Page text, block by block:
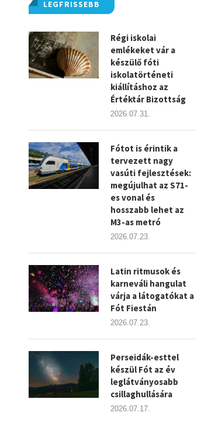
LEGFRISSEBB
Régi iskolai
emlékeket vár a
készülő fóti
iskolatörténeti
kiállításhoz az
Értéktár Bizottság
2026.07.31.
Fótot is érintik a
tervezett nagy
vasúti fejlesztések:
megújulhat az S71-
es vonal és
hosszabb lehet az
M3-as metró
2026.07.23.
Latin ritmusok és
karneváli hangulat
várja a látogatókat a
Fót Fiestán
2026.07.23.
Perseidák-esttel
készül Fót az év
leglátványosabb
csillaghullására
2026.07.17.